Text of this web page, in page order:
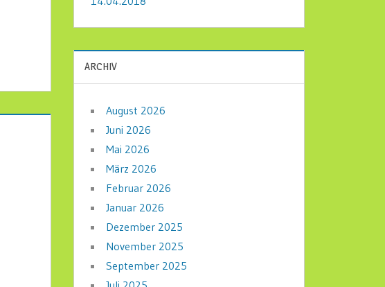
ARCHIV
August 2026
Juni 2026
Mai 2026
März 2026
Februar 2026
Januar 2026
Dezember 2025
November 2025
September 2025